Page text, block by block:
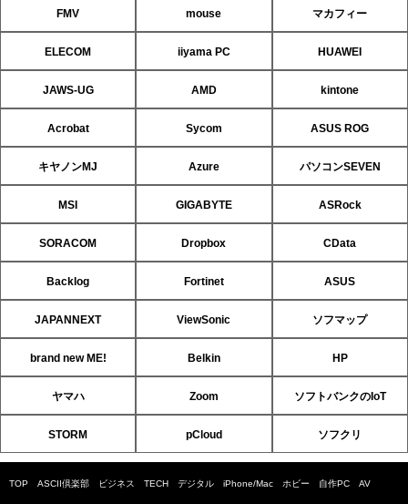
FMV mouse マカフィー
ELECOM iiyama PC HUAWEI
JAWS-UG AMD kintone
Acrobat Sycom ASUS ROG
キヤノンMJ Azure パソコンSEVEN
MSI GIGABYTE ASRock
SORACOM Dropbox CData
Backlog Fortinet ASUS
JAPANNEXT ViewSonic ソフマップ
brand new ME! Belkin HP
ヤマハ Zoom ソフトバンクのIoT
STORM pCloud ソフクリ
TOP ASCII倶楽部 ビジネス TECH デジタル iPhone/Mac ホビー 自作PC AV